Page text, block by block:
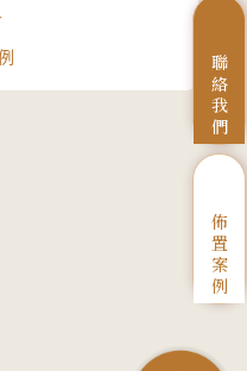
聯
絡
我
們
佈
置
案
例